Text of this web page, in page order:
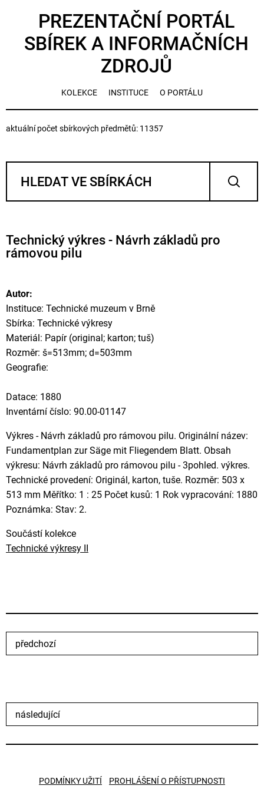
PREZENTAČNÍ PORTÁL
SBÍREK A INFORMAČNÍCH
ZDROJŮ
KOLEKCE INSTITUCE O PORTÁLU
aktuální počet sbírkových předmětů: 11357
Technický výkres - Návrh základů pro
rámovou pilu
Autor:
Instituce: Technické muzeum v Brně
Sbírka: Technické výkresy
Materiál: Papír (original; karton; tuš)
Rozměr: š=513mm; d=503mm
Geografie:
Datace: 1880
Inventární číslo: 90.00-01147
Výkres - Návrh základů pro rámovou pilu. Originální název:
Fundamentplan zur Säge mit Fliegendem Blatt. Obsah
výkresu: Návrh základů pro rámovou pilu - 3pohled. výkres.
Technické provedení: Originál, karton, tuše. Rozměr: 503 x
513 mm Měřítko: 1 : 25 Počet kusů: 1 Rok vypracování: 1880
Poznámka: Stav: 2.
Součástí kolekce
Technické výkresy II
předchozí
následující
PODMÍNKY UŽITÍ PROHLÁŠENÍ O PŘÍSTUPNOSTI